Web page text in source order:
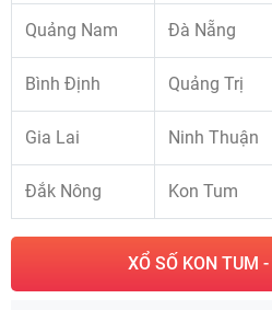
Quảng Nam Đà Nẵng
Bình Định Quảng Trị
Gia Lai Ninh Thuận
Đắk Nông Kon Tum
XỔ SỐ KON TUM